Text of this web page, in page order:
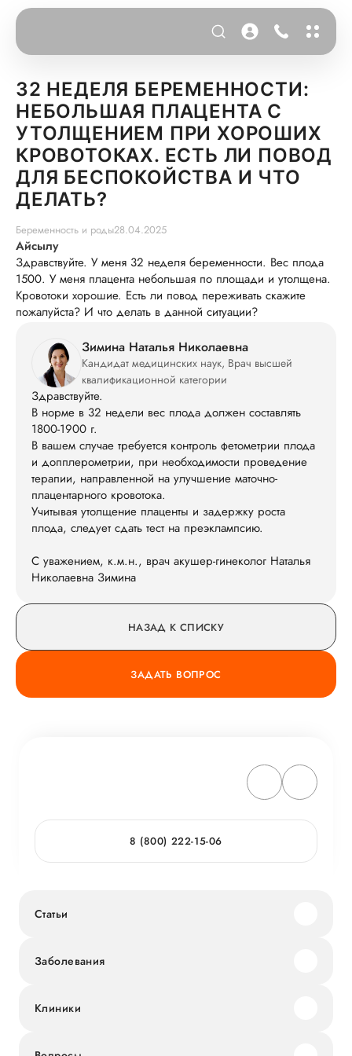
32 НЕДЕЛЯ БЕРЕМЕННОСТИ:
НЕБОЛЬШАЯ ПЛАЦЕНТА С
УТОЛЩЕНИЕМ ПРИ ХОРОШИХ
КРОВОТОКАХ. ЕСТЬ ЛИ ПОВОД
ДЛЯ БЕСПОКОЙСТВА И ЧТО
ДЕЛАТЬ?
Беременность и роды28.04.2025
Айсылу
Здравствуйте. У меня 32 неделя беременности. Вес плода
1500. У меня плацента небольшая по площади и утолщена.
Кровотоки хорошие. Есть ли повод переживать скажите
пожалуйста? И что делать в данной ситуации?
Зимина Наталья Николаевна
Кандидат медицинских наук, Врач высшей
квалификационной категории
Здравствуйте.
В норме в 32 недели вес плода должен составлять
1800-1900 г.
В вашем случае требуется контроль фетометрии плода
и допплерометрии, при необходимости проведение
терапии, направленной на улучшение маточно-
плацентарного кровотока.
Учитывая утолщение плаценты и задержку роста
плода, следует сдать тест на преэклампсию.
С уважением, к.м.н., врач акушер-гинеколог Наталья
Николаевна Зимина
НАЗАД К СПИСКУ
ЗАДАТЬ ВОПРОС
8 (800) 222-15-06
Статьи
Заболевания
Клиники